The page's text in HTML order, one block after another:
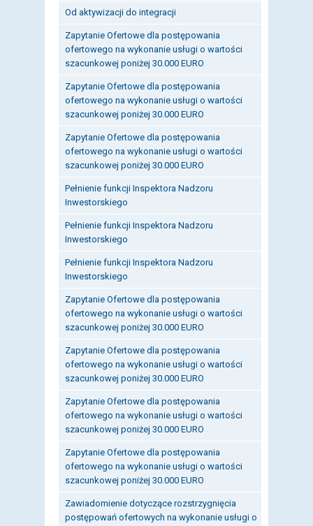
Od aktywizacji do integracji
Zapytanie Ofertowe dla postępowania
ofertowego na wykonanie usługi o wartości
szacunkowej poniżej 30.000 EURO
Zapytanie Ofertowe dla postępowania
ofertowego na wykonanie usługi o wartości
szacunkowej poniżej 30.000 EURO
Zapytanie Ofertowe dla postępowania
ofertowego na wykonanie usługi o wartości
szacunkowej poniżej 30.000 EURO
Pełnienie funkcji Inspektora Nadzoru
Inwestorskiego
Pełnienie funkcji Inspektora Nadzoru
Inwestorskiego
Pełnienie funkcji Inspektora Nadzoru
Inwestorskiego
Zapytanie Ofertowe dla postępowania
ofertowego na wykonanie usługi o wartości
szacunkowej poniżej 30.000 EURO
Zapytanie Ofertowe dla postępowania
ofertowego na wykonanie usługi o wartości
szacunkowej poniżej 30.000 EURO
Zapytanie Ofertowe dla postępowania
ofertowego na wykonanie usługi o wartości
szacunkowej poniżej 30.000 EURO
Zapytanie Ofertowe dla postępowania
ofertowego na wykonanie usługi o wartości
szacunkowej poniżej 30.000 EURO
Zawiadomienie dotyczące rozstrzygnięcia
postępowań ofertowych na wykonanie usługi o